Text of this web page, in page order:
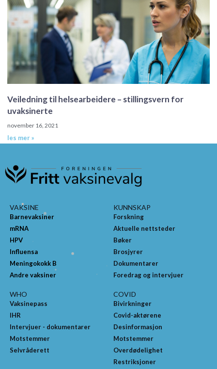
Veiledning til helsearbeidere – stillingsvern for
uvaksinerte
november 16, 2021
les mer »
VAKSINE
Barnevaksiner
mRNA
HPV
Influensa
Meningokokk B
Andre vaksiner
KUNNSKAP
Forskning
Aktuelle nettsteder
Bøker
Brosjyrer
Dokumentarer
Foredrag og intervjuer
WHO
Vaksinepass
IHR
Intervjuer - dokumentarer
Motstemmer
Selvråderett
COVID
Bivirkninger
Covid-aktørene
Desinformasjon
Motstemmer
Overdødelighet
Restriksjoner